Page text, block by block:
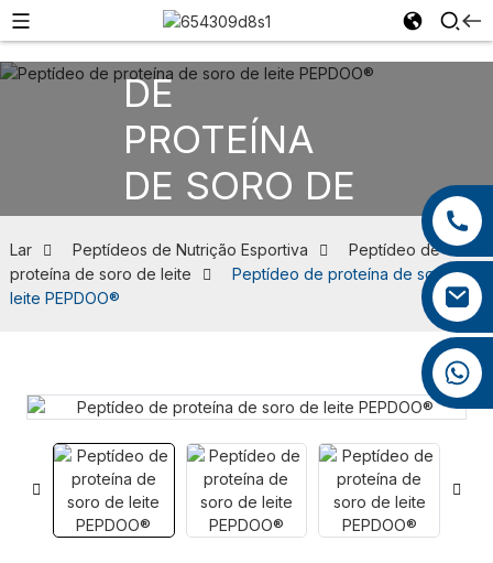
+86 13959222339
+86 0592 5599526
mina.cao@foxmail.com
PEPTÍDEO
DE
PROTEÍNA
DE SORO DE
LEITE
Lar Peptídeos de Nutrição Esportiva
Peptídeo de
proteína de soro de leite
Peptídeo de proteína de soro de
leite PEPDOO®